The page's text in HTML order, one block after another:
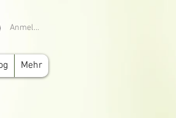
Anmelden
Mehr